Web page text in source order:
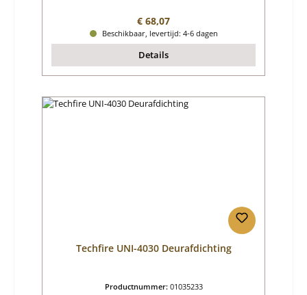
Normale prijs:
€ 68,07
Beschikbaar, levertijd: 4-6 dagen
Details
Techfire UNI-4030 Deurafdichting
Productnummer: 01035233